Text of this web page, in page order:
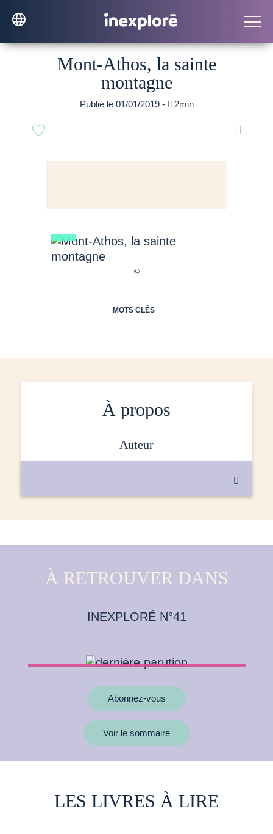
Mont-Athos, la sainte
montagne
Publié le 01/01/2019 -  2min

MOTS CLÉS
À propos
auteur

À RETROUVER DANS
INEXPLORÉ N°41
Abonnez-vous
Voir le sommaire
LES LIVRES À LIRE